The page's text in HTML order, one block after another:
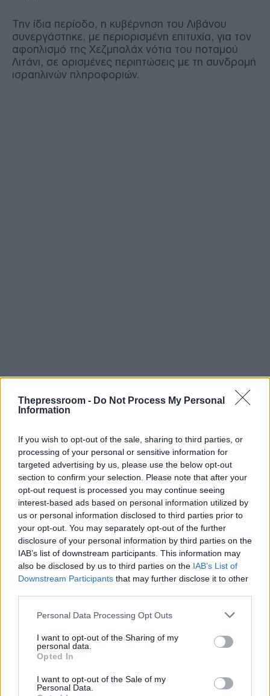
Thepressroom - Do Not Process My Personal
Information
If you wish to opt-out of the sale, sharing to third parties, or
processing of your personal or sensitive information for
targeted advertising by us, please use the below opt-out
section to confirm your selection. Please note that after your
opt-out request is processed you may continue seeing
interest-based ads based on personal information utilized by
us or personal information disclosed to third parties prior to
your opt-out. You may separately opt-out of the further
disclosure of your personal information by third parties on the
IAB’s list of downstream participants. This information may
also be disclosed by us to third parties on the IAB’s List of
Downstream Participants that may further disclose it to other
Please note that this website/app uses one or more Google
not limited to your visit or usage behaviour. You may click to
grant or deny consent to Google and its third-party tags to
use your data for below specified purposes in below Google
consent section.
Personal Data Processing Opt Outs
I want to opt-out of the Sharing of my
personal data.
Opted In
I want to opt-out of the Sale of my
Personal Data.
Την ίδια περίοδο, η κυβέρνηση του Λιβάνου
συνεργάστηκε, με περιορισμένη επιτυχία, για τον
αφοπλισμό της Χεζμπολάχ νότια του ποταμού
Λιτάνι, σε ορισμένες περιπτώσεις με τη συνδρομή
ισραηλινών πληροφοριών.
Ο πρωθυπουργός του Ισραήλ Μπενιαμίν
Νετανιάχου δήλωσε την Τετάρτη ότι έχει δώσει
εντολή για τη διεύρυνση της ζώνης ασφαλείας
και την επέκτασή της προς τα ανατολικά έως το
Όρος Ερμών, περιοχή που βρίσκεται κοντά στα
σύνορα Ισραήλ, Λιβάνου και Συρίας.
Την ίδια ώρα, αποκλείεται το ενδεχόμενο άμεσης
επικοινωνίας μεταξύ των ηγεσιών των δύο χωρών.
Ο πρόεδρος του Λιβάνου Ζοζέφ Αούν δεν
πρόκειται να έχει τηλεφωνική συνομιλία με τον
πρωθυπουργό του Ισραήλ στο άμεσο μέλλον,
σύμφωνα με τρεις Λιβανέζους αξιωματούχους.
του Αμερικανού προέδρου Ντόναλντ Τραμπ, ο
οποίος είχε αναφέρει ότι οι ηγέτες των δύο